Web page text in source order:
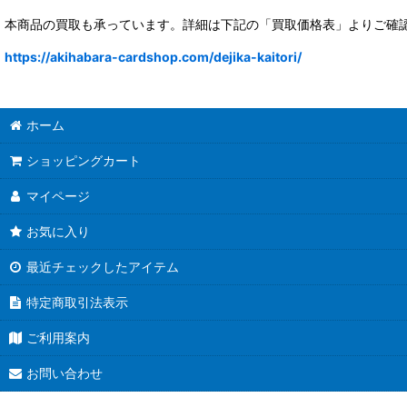
本商品の買取も承っています。詳細は下記の「買取価格表」よりご確
https://akihabara-cardshop.com/dejika-kaitori/
ホーム
ショッピングカート
マイページ
お気に入り
最近チェックしたアイテム
特定商取引法表示
ご利用案内
お問い合わせ